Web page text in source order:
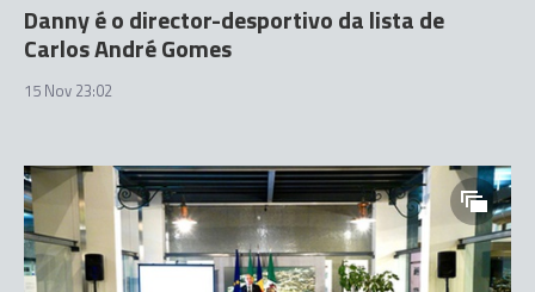
Danny é o director-desportivo da lista de
Carlos André Gomes
15 Nov 23:02